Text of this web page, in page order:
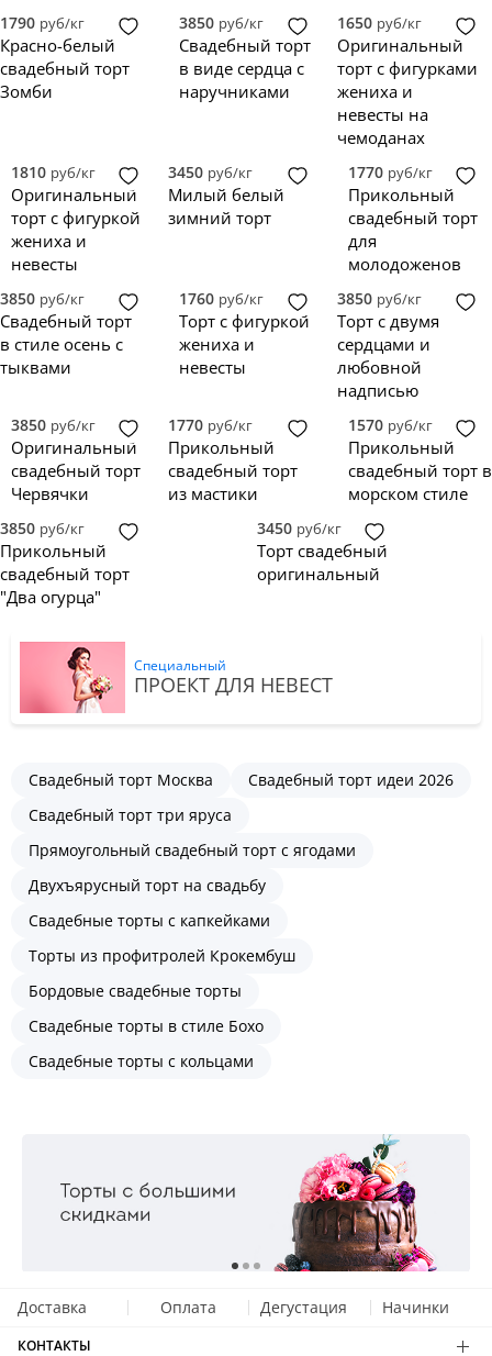
1790 руб/кг
Красно-белый
свадебный торт
Зомби
3850 руб/кг
Свадебный торт
в виде сердца с
наручниками
1650 руб/кг
Оригинальный
торт с фигурками
жениха и
невесты на
чемоданах
1810 руб/кг
Оригинальный
торт с фигуркой
жениха и
невесты
3450 руб/кг
Милый белый
зимний торт
1770 руб/кг
Прикольный
свадебный торт
для
молодоженов
3850 руб/кг
Свадебный торт
в стиле осень с
тыквами
1760 руб/кг
Торт с фигуркой
жениха и
невесты
3850 руб/кг
Торт с двумя
сердцами и
любовной
надписью
3850 руб/кг
Оригинальный
свадебный торт
Червячки
1770 руб/кг
Прикольный
свадебный торт
из мастики
1570 руб/кг
Прикольный
свадебный торт в
морском стиле
3850 руб/кг
Прикольный
свадебный торт
"Два огурца"
3450 руб/кг
Торт свадебный
оригинальный
Специальный
ПРОЕКТ ДЛЯ НЕВЕСТ
Свадебный торт Москва
Свадебный торт идеи 2026
Свадебный торт три яруса
Прямоугольный свадебный торт с ягодами
Двухъярусный торт на свадьбу
Свадебные торты с капкейками
Торты из профитролей Крокембуш
Бордовые свадебные торты
Свадебные торты в стиле Бохо
Свадебные торты с кольцами
Доставка Оплата Дегустация Начинки
КОНТАКТЫ